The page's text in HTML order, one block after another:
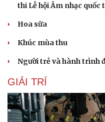
thi Lễ hội Âm nhạc quốc
Hoa sữa
Khúc mùa thu
Người trẻ và hành trình
GIẢI TRÍ